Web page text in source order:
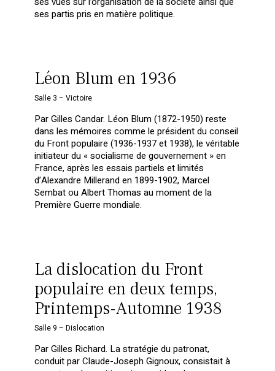
ses partis pris en matière politique.
Léon Blum en 1936
Salle 3 – Victoire
Par Gilles Candar. Léon Blum (1872-1950) reste
dans les mémoires comme le président du conseil
du Front populaire (1936-1937 et 1938), le véritable
initiateur du « socialisme de gouvernement » en
France, après les essais partiels et limités
d’Alexandre Millerand en 1899-1902, Marcel
Sembat ou Albert Thomas au moment de la
Première Guerre mondiale.
La dislocation du Front
populaire en deux temps,
Printemps-Automne 1938
Salle 9 – Dislocation
Par Gilles Richard. La stratégie du patronat,
conduit par Claude-Joseph Gignoux, consistait à